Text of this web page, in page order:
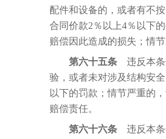
配件和设备的，或者有不
合同价款2％以上4％以下
赔偿因此造成的损失；情
第六十五条 违反本条
验，或者未对涉及结构安
以下的罚款；情节严重的
赔偿责任。
第六十六条 违反本条